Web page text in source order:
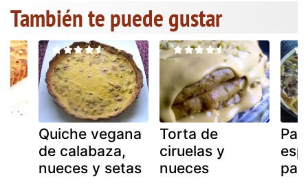
También te puede gustar
Quiche vegana
de calabaza,
nueces y setas
Torta de
ciruelas y
nueces